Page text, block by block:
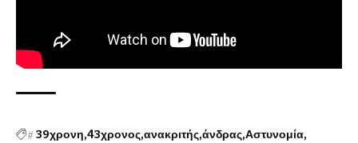
#39χρονη 43χρονος ανακριτής άνδρας Αστυνομία